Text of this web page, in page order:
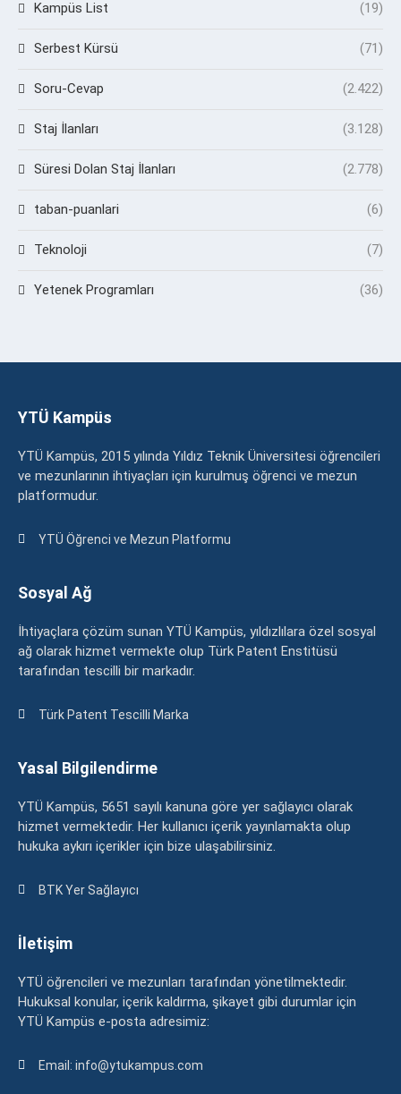
Kampüs List (19)
Serbest Kürsü (71)
Soru-Cevap (2.422)
Staj İlanları (3.128)
Süresi Dolan Staj İlanları (2.778)
taban-puanlari (6)
Teknoloji (7)
Yetenek Programları (36)
YTÜ Kampüs
YTÜ Kampüs, 2015 yılında Yıldız Teknik Üniversitesi öğrencileri
ve mezunlarının ihtiyaçları için kurulmuş öğrenci ve mezun
platformudur.
YTÜ Öğrenci ve Mezun Platformu
Sosyal Ağ
İhtiyaçlara çözüm sunan YTÜ Kampüs, yıldızlılara özel sosyal
ağ olarak hizmet vermekte olup Türk Patent Enstitüsü
tarafından tescilli bir markadır.
Türk Patent Tescilli Marka
Yasal Bilgilendirme
YTÜ Kampüs, 5651 sayılı kanuna göre yer sağlayıcı olarak
hizmet vermektedir. Her kullanıcı içerik yayınlamakta olup
hukuka aykırı içerikler için bize ulaşabilirsiniz.
BTK Yer Sağlayıcı
İletişim
YTÜ öğrencileri ve mezunları tarafından yönetilmektedir.
Hukuksal konular, içerik kaldırma, şikayet gibi durumlar için
YTÜ Kampüs e-posta adresimiz:
Email: info@ytukampus.com